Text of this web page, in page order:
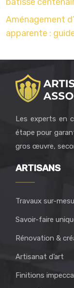
Aménagement
apparente :
Les experts en
étape pour
gros œuvre,
ARTISANS
Travaux sur-
Savoir-faire
Rénovation &
Artisanat d’art
Finitions